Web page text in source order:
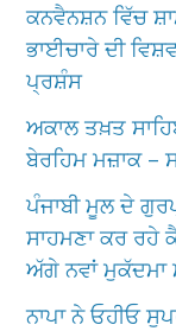
ਕਨਵੈਨਸ਼ਨ ਵਿੱਚ
ਭਾਈਚਾਰੇ ਦੀ
ਪ੍ਰਸ਼ੰਸ
ਅਕਾਲ ਤਖ਼ਤ
ਬੇਰਹਿਮ ਮਜ਼ਾਕ –
ਪੰਜਾਬੀ ਮੂਲ ਦੇ
ਸਾਹਮਣਾ ਕਰ ਰਹੇ
ਅੱਗੇ ਨਵਾਂ
ਨਾਪਾ ਨੇ ਓਹੀਓ